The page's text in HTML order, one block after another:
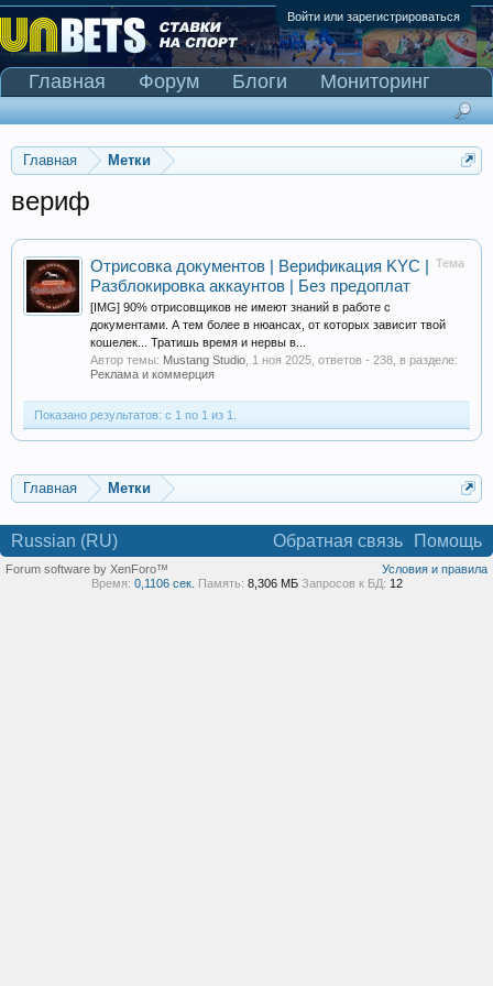
Войти или зарегистрироваться
Главная Метки
вериф
Тема
Отрисовка документов | Верификация KYC |
Разблокировка аккаунтов | Без предоплат
[IMG] 90% отрисовщиков не имеют знаний в работе с
документами. А тем более в нюансах, от которых зависит твой
кошелек... Тратишь время и нервы в...
Автор темы: Mustang Studio 1 ноя 2025 , ответов - 238, в разделе:
Реклама и коммерция
Показано результатов: с 1 по 1 из 1.
Главная Метки
Главная Форум Блоги
Мониторинг
Сканер Pinnacle
Russian (RU) Обратная связь Помощь
Условия и правила
Forum software by XenForo™
Время: 0,1106 сек. Память: 8,306 МБ Запросов к БД: 12